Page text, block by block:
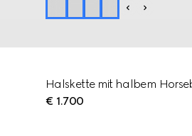
Halskette mit halbem
€ 1.700